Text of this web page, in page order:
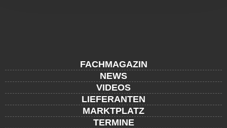
FACHMAGAZIN
NEWS
VIDEOS
LIEFERANTEN
MARKTPLATZ
TERMINE